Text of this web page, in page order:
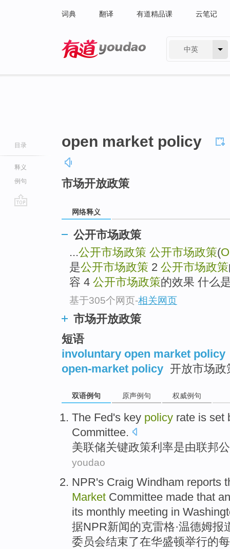
词典 翻译 有道精品课 云笔记
中英
目录
释义
例句
open market policy
市场开放政策
网络释义
公开市场政策
...公开市场政策 公开市场政策(
是公开市场政策 2 公开市场政策
容 4 公开市场政策的效果 什么
基于305个网页-相关网页
市场开放政策
短语
involuntary open market policy
open-market policy 开放市场政
双语例句 原声例句 权威例句
The Fed's key policy rate is set
Committee.
美联储关键政策利率是由联邦
youdao
NPR's Craig Windham reports
Market Committee made that
its monthly meeting in
据NPR新闻的克雷格·温德姆报
委员会结束了在华盛顿举行的